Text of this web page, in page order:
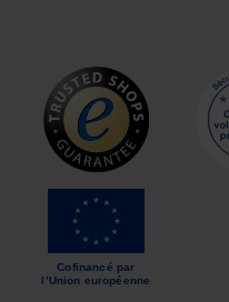
recommandons de
plafond avec éclairage
vous pouvez bien sûr
élément de plafond
Cofinancé par
l’Union européenne